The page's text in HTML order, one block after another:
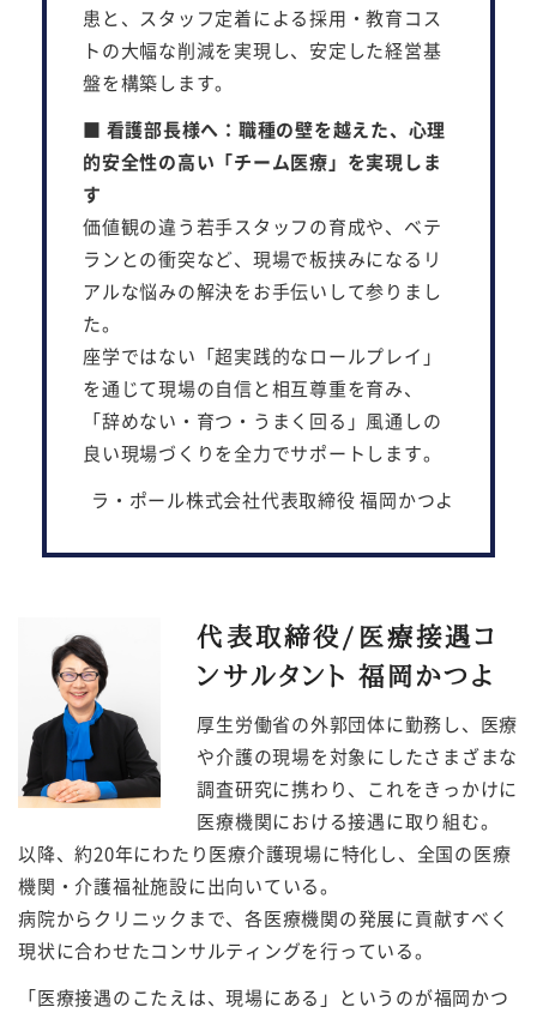
患と、スタッフ定着による採用・教育コス
トの大幅な削減を実現し、安定した経営基
盤を構築します。
■ 看護部長様へ：職種の壁を越えた、心理
的安全性の高い「チーム医療」を実現しま
す
価値観の違う若手スタッフの育成や、ベテ
ランとの衝突など、現場で板挟みになるリ
アルな悩みの解決をお手伝いして参りまし
た。
座学ではない「超実践的なロールプレイ」
を通じて現場の自信と相互尊重を育み、
「辞めない・育つ・うまく回る」風通しの
良い現場づくりを全力でサポートします。
ラ・ポール株式会社代表取締役 福岡かつよ
代表取締役/医療接遇コ
ンサルタント 福岡かつよ
厚生労働省の外郭団体に勤務し、医療
や介護の現場を対象にしたさまざまな
調査研究に携わり、これをきっかけに
医療機関における接遇に取り組む。
以降、約20年にわたり医療介護現場に特化し、全国の医療
機関・介護福祉施設に出向いている。
病院からクリニックまで、各医療機関の発展に貢献すべく
現状に合わせたコンサルティングを行っている。
「医療接遇のこたえは、現場にある」というのが福岡かつ